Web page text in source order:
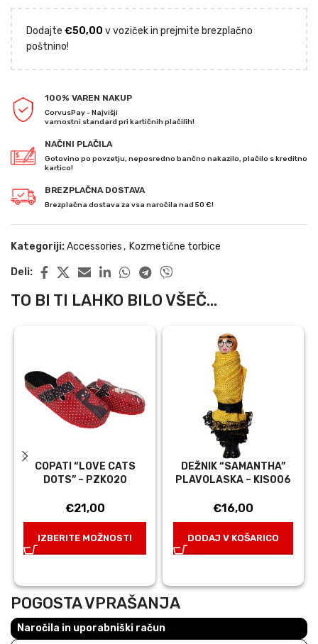
Dodajte €50,00 v voziček in prejmite brezplačno
poštnino!
100% VAREN NAKUP
CorvusPay - Najvišji
varnostni standard pri kartičnih plačilih!
NAČINI PLAČILA
Gotovino po povzetju, neposredno bančno nakazilo, plačilo s kreditno
kartico!
BREZPLAČNA DOSTAVA
Brezplačna dostava za vsa naročila nad 50 €!
Kategoriji:Accessories, Kozmetične torbice
Deli:
TO BI TI LAHKO BILO VŠEČ...
COPATI “LOVE CATS
DOTS” – PZK020
€21,00
IZBERITE MOŽNOSTI
DEŽNIK “SAMANTHA”
PLAVOLASKA – KIS006
€16,00
DODAJ V KOŠARICO
POGOSTA VPRAŠANJA
Naročila in uporabniški račun